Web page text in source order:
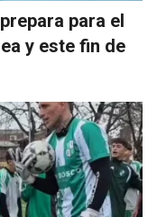
para el
y este fin de